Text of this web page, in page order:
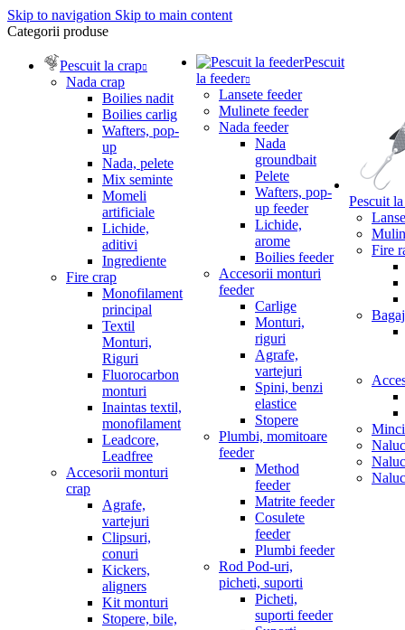
Skip to navigation Skip to main content
Categorii produse
Pescuit la crap
Nada crap
Boilies nadit
Boilies carlig
Wafters, pop-
up
Nada, pelete
Mix seminte
Momeli
artificiale
Lichide,
aditivi
Ingrediente
Fire crap
Monofilament
principal
Textil
Monturi,
Riguri
Fluorocarbon
monturi
Inaintas textil,
monofilament
Leadcore,
Leadfree
Accesorii monturi
crap
Agrafe,
vartejuri
Clipsuri,
conuri
Kickers,
aligners
Kit monturi
Stopere, bile,
Pescuit
la feeder
Lansete feeder
Mulinete feeder
Nada feeder
Nada
groundbait
Pelete
Wafters, pop-
up feeder
Lichide,
arome
Boilies feeder
Accesorii monturi
feeder
Carlige
Monturi,
riguri
Agrafe,
vartejuri
Spini, benzi
elastice
Stopere
Plumbi, momitoare
feeder
Method
feeder
Matrite feeder
Cosulete
feeder
Plumbi feeder
Rod Pod-uri,
picheti, suporti
Picheti,
suporti feeder
Pescuit
Fire